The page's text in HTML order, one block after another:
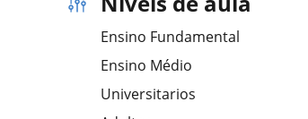
Ensino Fundamental
Ensino Médio
Universitarios